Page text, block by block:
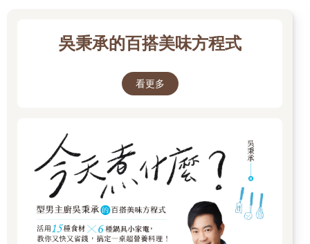
吳秉承的百搭美味方程式
看更多